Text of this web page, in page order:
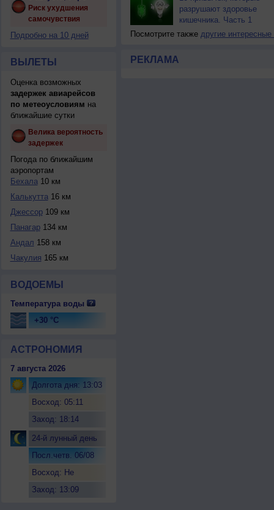
Риск ухудшения
самочувствия
Подробно на 10 дней
ВЫЛЕТЫ
Оценка возможных
задержек авиарейсов
по метеоусловиям на
ближайшие сутки
Велика вероятность
задержек
Погода по ближайшим
аэропортам
Бехала10 км
Калькутта16 км
Джессор109 км
Панагар134 км
Андал 158 км
Чакулия 165 км
ВОДОЕМЫ
Температура воды
+30 °C
АСТРОНОМИЯ
7 августа 2026
Долгота дня: 13:03
Восход: 05:11
Заход: 18:14
24-й лунный день
Посл.четв. 06/08
Восход: Не
Заход: 13:09
разрушают здоровье
кишечника. Часть 1
Посмотрите также другие интересные
РЕКЛАМА